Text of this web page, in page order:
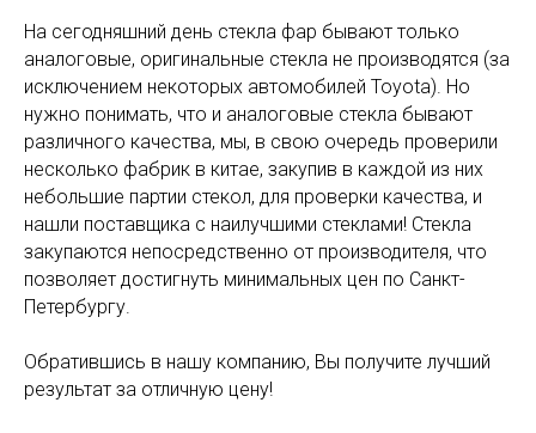
На сегодняшний день стекла фар бывают только
аналоговые, оригинальные стекла не производятся (за
исключением некоторых автомобилей Toyota). Но
нужно понимать, что и аналоговые стекла бывают
различного качества, мы, в свою очередь проверили
несколько фабрик в китае, закупив в каждой из них
небольшие партии стекол, для проверки качества, и
нашли поставщика с наилучшими стеклами! Стекла
закупаются непосредственно от производителя, что
позволяет достигнуть минимальных цен по Санкт-
Петербургу.
Обратившись в нашу компанию, Вы получите лучший
результат за отличную цену!